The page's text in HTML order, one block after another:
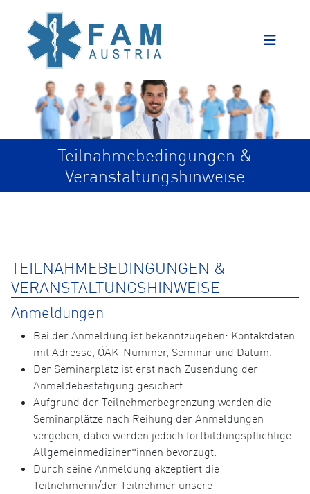
Teilnahmebedingungen &
Veranstaltungshinweise
TEILNAHMEBEDINGUNGEN &
VERANSTALTUNGSHINWEISE
Anmeldungen
Bei der Anmeldung ist bekanntzugeben: Kontaktdaten
mit Adresse, ÖÄK-Nummer, Seminar und Datum.
Der Seminarplatz ist erst nach Zusendung der
Anmeldebestätigung gesichert.
Aufgrund der Teilnehmerbegrenzung werden die
Seminarplätze nach Reihung der Anmeldungen
vergeben, dabei werden jedoch fortbildungspflichtige
Allgemeinmediziner*innen bevorzugt.
Durch seine Anmeldung akzeptiert die
Teilnehmerin/der Teilnehmer unsere